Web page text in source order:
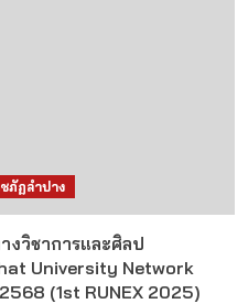
ภัฏลำปาง
งวิชาการและศิลป
University Network
(1st RUNEX 2025)